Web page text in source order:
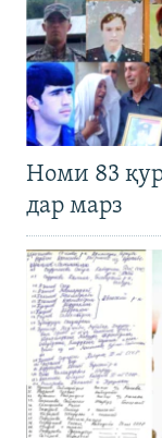
Номи 83
дар марз